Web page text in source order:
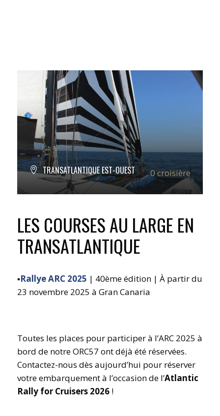
TRANSATLANTIQUE EST-OUEST 0 croisière
LES COURSES AU LARGE EN
TRANSATLANTIQUE
▪️Rallye ARC 2025 | 40ème édition | À partir du
23 novembre 2025 à Gran Canaria
Toutes les places pour participer à l’ARC 2025 à
bord de notre ORC57 ont déjà été réservées.
Contactez-nous dès aujourd’hui pour réserver
votre embarquement à l’occasion de l’Atlantic
Rally for Cruisers 2026 !